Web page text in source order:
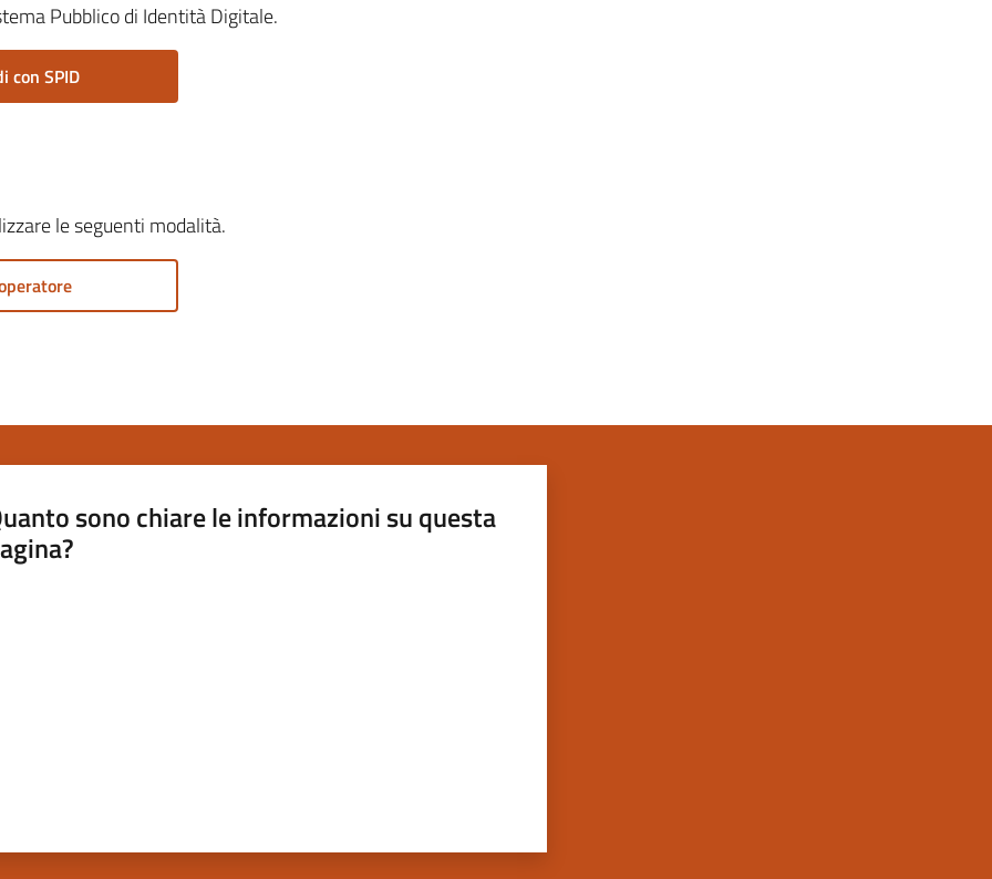
Pubblico di Identità Digitale.
con SPID
le seguenti modalità.
sono chiare le informazioni su questa